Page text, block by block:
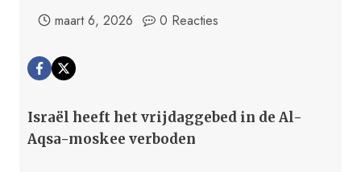
maart 6, 2026 0 Reacties
Israël heeft het vrijdaggebed in de Al-
Aqsa-moskee verboden